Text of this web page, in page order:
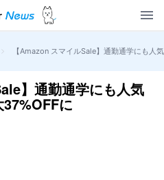
> 【Amazon スマイルSale】通勤通学にも人
】通勤通学にも人気
に